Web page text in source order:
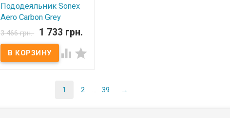
Пододеяльник Sonex
Aero Carbon Grey
160х220 см
В наличии
Пододеяльник Sonex Aero
Вставки: Air-Tex, 100%
3 466 грн. 1 733 грн.
 
1 2 ... 39 →